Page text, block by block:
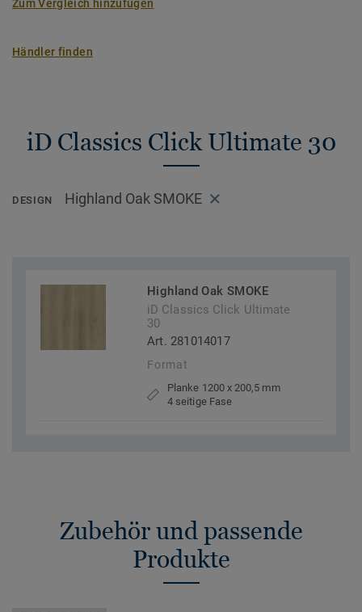
Zum Vergleich hinzufügen
Händler finden
iD Classics Click Ultimate 30
DESIGN Highland Oak SMOKE
Highland Oak SMOKE
iD Classics Click Ultimate
30
Art. 281014017
Format
Planke 1200 x 200,5 mm
4 seitige Fase
Zubehör und passende
Produkte